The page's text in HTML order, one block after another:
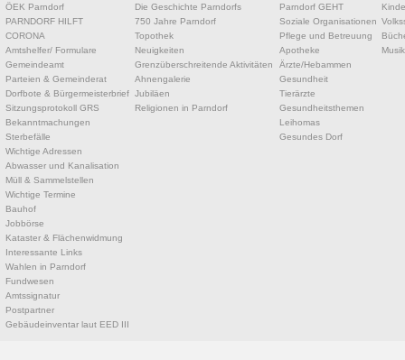
ÖEK Parndorf
PARNDORF HILFT
CORONA
Amtshelfer/ Formulare
Gemeindeamt
Parteien & Gemeinderat
Dorfbote & Bürgermeisterbrief
Sitzungsprotokoll GRS
Bekanntmachungen
Sterbefälle
Wichtige Adressen
Abwasser und Kanalisation
Müll & Sammelstellen
Wichtige Termine
Bauhof
Jobbörse
Kataster & Flächenwidmung
Interessante Links
Wahlen in Parndorf
Fundwesen
Amtssignatur
Postpartner
Gebäudeinventar laut EED III
Die Geschichte Parndorfs
750 Jahre Parndorf
Topothek
Neuigkeiten
Grenzüberschreitende Aktivitäten
Ahnengalerie
Jubiläen
Religionen in Parndorf
Parndorf GEHT
Soziale Organisationen
Pflege und Betreuung
Apotheke
Ärzte/Hebammen
Gesundheit
Tierärzte
Gesundheitsthemen
Leihomas
Gesundes Dorf